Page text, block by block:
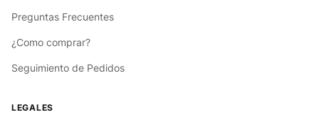
Preguntas Frecuentes
¿Como comprar?
Seguimiento de Pedidos